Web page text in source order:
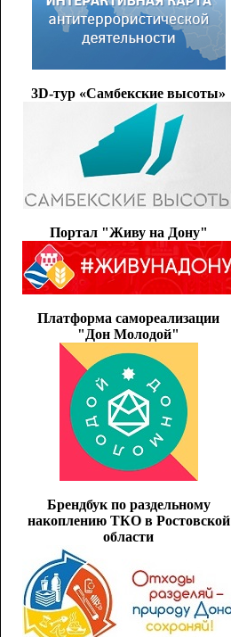
3D-тур «Самбекские высоты»
Портал "Живу на Дону"
Платформа самореализации
"Дон Молодой"
Брендбук по раздельному
накоплению ТКО в Ростовской
области